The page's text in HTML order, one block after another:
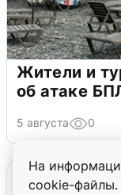
На
cookie-файлы.
Жители и
об атаке
5 августа 0